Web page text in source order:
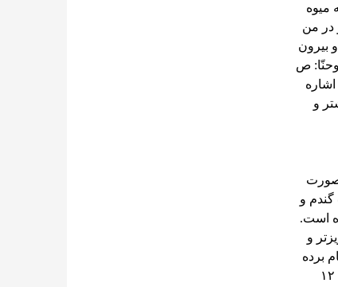
میوه
در من
بیرون
ص
و
صورت
گندم و
است.
و
برده
شده که، مبتنی بر قرائن، به گندم یا جو اشاره دارد، از جمله در آیۀ ۱۲